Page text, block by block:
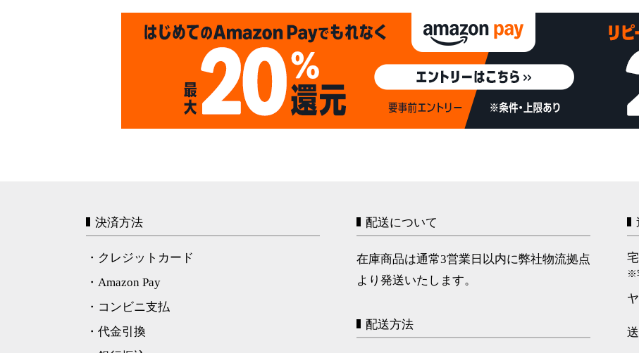
決済方法
・クレジットカード
・Amazon Pay
・コンビニ支払
・代金引換
配送について
在庫商品は通常3営業日以内に弊社物流拠点
より発送いたします。
配送方法
※